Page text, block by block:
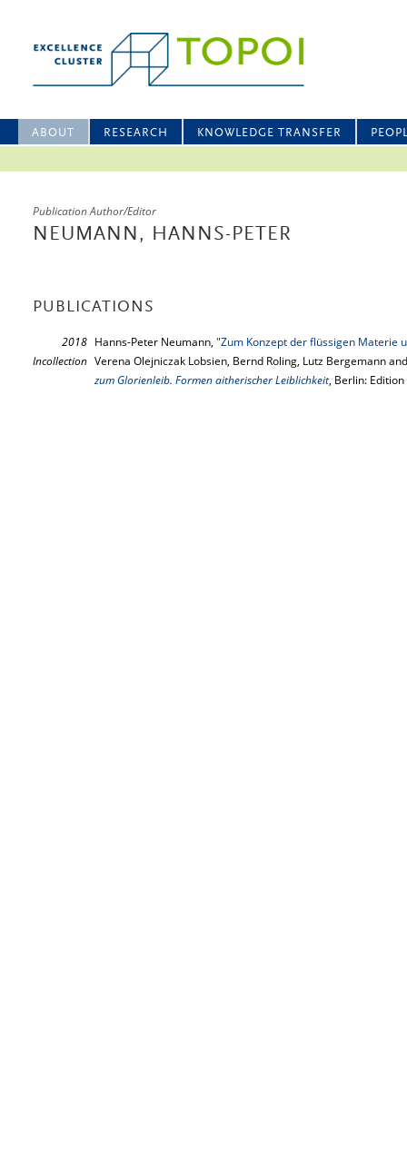
ABOUT RESEARCH KNOWLEDGE TRANSFER
Publication Author/Editor
NEUMANN, HANNS-PETER
PUBLICATIONS
2018
Incollection
Hanns-Peter Neumann, "Zum Konzept der flüssigen Materie
Verena Olejniczak Lobsien, Bernd Roling, Lutz Bergemann
zum Glorienleib. Formen aitherischer Leiblichkeit, Berlin: